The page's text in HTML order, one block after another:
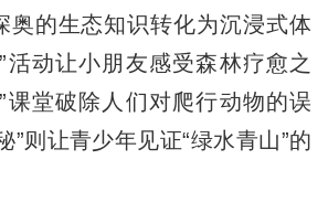
奥的生态知识转化为沉浸式体
活动让小朋友感受森林疗愈之
课堂破除人们对爬行动物的误
”则让青少年见证“绿水青山”的